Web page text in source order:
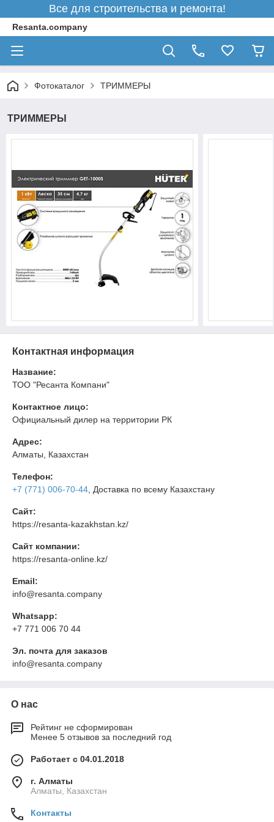
Все для строительства и ремонта!
Resanta.company
Фотокаталог ТРИММЕРЫ
ТРИММЕРЫ
Контактная информация
Название:
ТОО "Ресанта Компани"
Контактное лицо:
Официальный дилер на территории РК
Адрес:
Алматы, Казахстан
Телефон:
+7 (771) 006-70-44 , Доставка по всему Казахстану
Сайт:
https://resanta-kazakhstan.kz/
Сайт компании:
https://resanta-online.kz/
Email:
info@resanta.company
Whatsapp:
+7 771 006 70 44
Эл. почта для заказов
info@resanta.company
О нас
Рейтинг не сформирован
Менее 5 отзывов за последний год
Работает с 04.01.2018
г. Алматы
Алматы, Казахстан
Контакты